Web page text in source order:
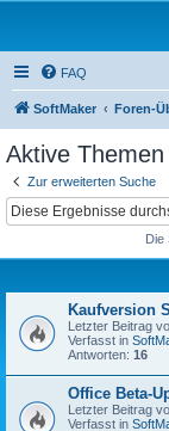
FAQ
SoftMaker Foren-
Aktive Themen
Zur erweiterten Suche
Die
Kaufversion
Letzter Beitrag
Verfasst in
Antworten: 16
Office Beta-
Letzter Beitrag
Verfasst in